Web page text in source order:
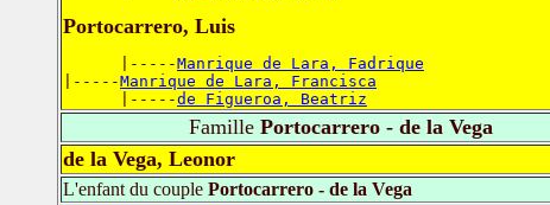
Portocarrero, Luis
      |-----
Manrique de Lara, Fadrique
|-----Manrique de Lara, Francisca
      |-----
de Figueroa, Beatriz
FamillePortocarrero - de la Vega
de la Vega, Leonor
L'enfant du couple Portocarrero - de la Vega